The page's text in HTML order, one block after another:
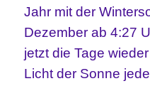
Jahr mit der
Dezember ab 4:27
jetzt die Tage
Licht der Sonne